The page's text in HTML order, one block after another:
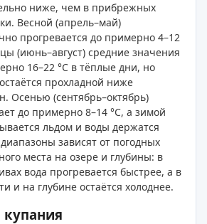
ниже, чем в прибрежных
Весной (апрель–май)
прогревается до примерно 4–12
(июнь–август) средние значения
16–22 °C в тёплые дни, но
прохладной ниже
Осенью (сентябрь–октябрь)
до примерно 8–14 °C, а зимой
льдом и воды держатся
зависят от погодных
места на озере и глубины: в
вода прогревается быстрее, а в
и на глубине остаётся холоднее.
купания